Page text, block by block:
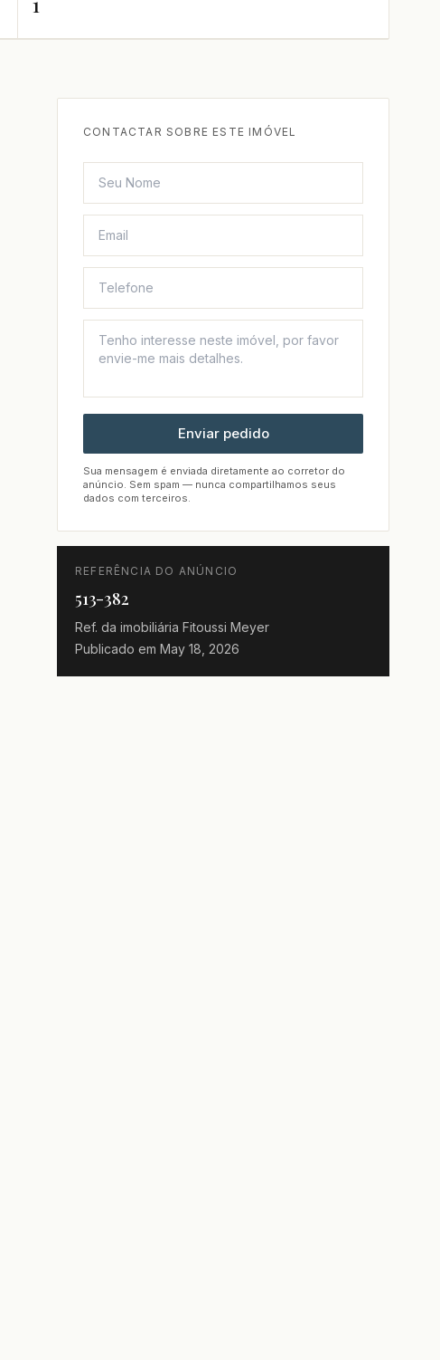
CONTACTAR SOBRE ESTE IMÓVEL
Enviar pedido
Sua mensagem é enviada diretamente ao corretor do
anúncio. Sem spam — nunca compartilhamos seus
dados com terceiros.
REFERÊNCIA DO ANÚNCIO
513-382
Ref. da imobiliária Fitoussi Meyer
Publicado em May 18, 2026